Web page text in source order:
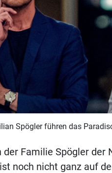
Spögler führen das
Familie Spögler der
noch nicht ganz auf